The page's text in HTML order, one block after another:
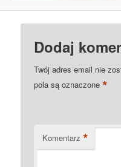
Dodaj
Twój adres email nie
pola są oznaczone*
Komentarz *